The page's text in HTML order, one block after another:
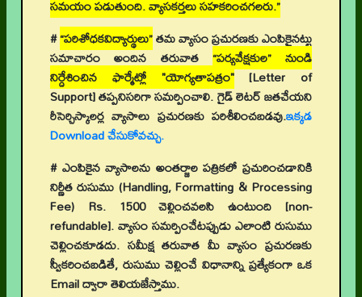
సమయం పడుతుంది. వ్యాసకర్తలు సహకరించగలరు.”
#“పరిశోధకవిద్యార్థులు”తమ వ్యాసం ప్రచురణకు ఎంపికైనట్టు
సమాచారం అందిన తరువాత “పర్యవేక్షకుల” నుండి
నిర్దేశించిన ఫార్మేట్లో "యోగ్యతాపత్రం"[Letter of
Support]తప్పనిసరిగా సమర్పించాలి. గైడ్ లెటర్ జతచేయని
రీసెర్చిస్కాలర్ల వ్యాసాలు ప్రచురణకు పరిశీలించబడవు.ఇక్కడ
Download చేసుకోవచ్చు.
# ఎంపికైన వ్యాసాలను అంతర్జాల పత్రికలో ప్రచురించడానికి
నిర్ణీత రుసుము (Handling, Formatting & Processing
Fee) Rs. 1500 చెల్లించవలసి ఉంటుంది [non-
refundable]. వ్యాసం సమర్పించేటప్పుడు ఎలాంటి రుసుము
చెల్లించకూడదు. సమీక్ష తరువాత మీ వ్యాసం ప్రచురణకు
స్వీకరించబడితే, రుసుము చెల్లించే విధానాన్ని ప్రత్యేకంగా ఒక
Email ద్వారా తెలియజేస్తాము.